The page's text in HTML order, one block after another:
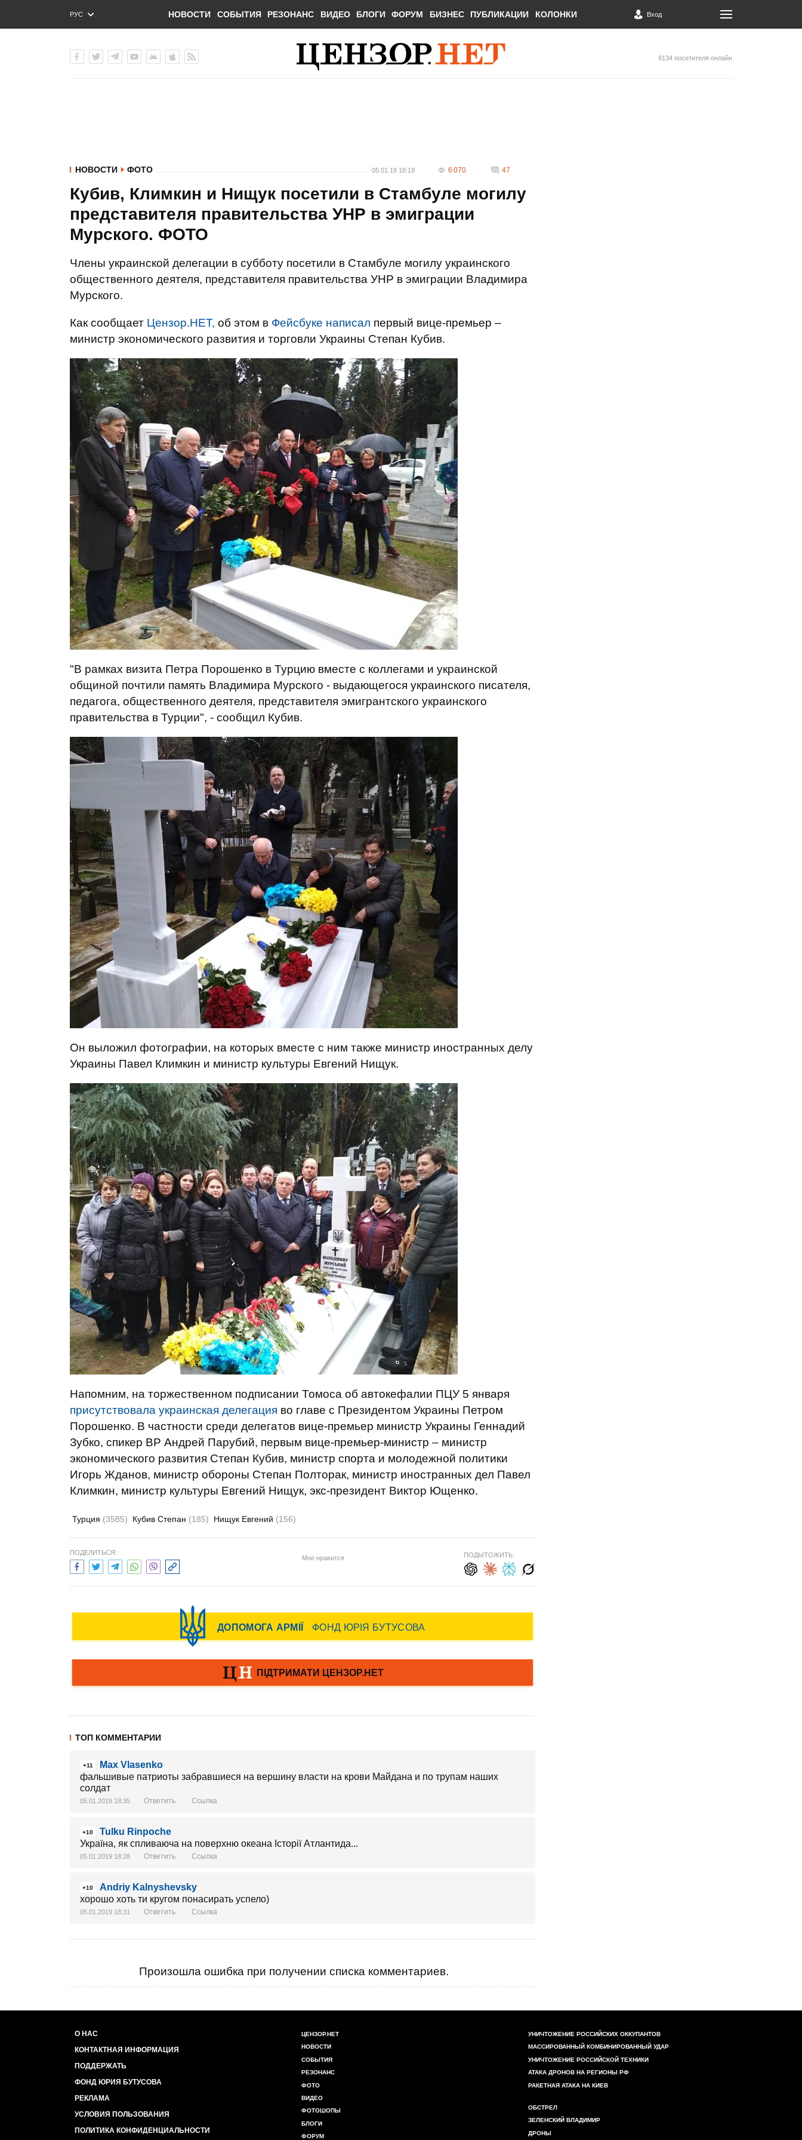
РУС
ENG
НОВОСТИ СОБЫТИЯ РЕЗОНАНС ВИДЕО БЛОГИ ФОРУМ БИЗНЕС ПУБЛИКАЦИИ КОЛОНКИ Вход
9134 посетителя онлайн
НОВОСТИ ФОТО 05.01.19 18:19 6 070 47
Кубив, Климкин и Нищук посетили в Стамбуле могилу
представителя правительства УНР в эмиграции
Мурского. ФОТО
Члены украинской делегации в субботу посетили в Стамбуле могилу украинского
общественного деятеля, представителя правительства УНР в эмиграции Владимира
Мурского.
Как сообщает Цензор.НЕТ, об этом в Фейсбуке написал первый вице-премьер –
министр экономического развития и торговли Украины Степан Кубив.
"В рамках визита Петра Порошенко в Турцию вместе с коллегами и украинской
общиной почтили память Владимира Мурского - выдающегося украинского писателя,
педагога, общественного деятеля, представителя эмигрантского украинского
правительства в Турции", - сообщил Кубив.
Он выложил фотографии, на которых вместе с ним также министр иностранных делу
Украины Павел Климкин и министр культуры Евгений Нищук.
Напомним, на торжественном подписании Томоса об автокефалии ПЦУ 5 января
присутствовала украинская делегация во главе с Президентом Украины Петром
Порошенко. В частности среди делегатов вице-премьер министр Украины Геннадий
Зубко, спикер ВР Андрей Парубий, первым вице-премьер-министр – министр
экономического развития Степан Кубив, министр спорта и молодежной политики
Игорь Жданов, министр обороны Степан Полторак, министр иностранных дел Павел
Климкин, министр культуры Евгений Нищук, экс-президент Виктор Ющенко.
Турция (3585) Кубив Степан (185) Нищук Евгений (156)
ПОДЕЛИТЬСЯ:
Мне нравится ПОДЫТОЖИТЬ:
ТОП КОММЕНТАРИИ
+11
Max Vlasenko
фальшивые патриоты забравшиеся на вершину власти на крови Майдана и по трупам наших
солдат
05.01.2019 18:35 Ответить Ссылка
+10
Tulku Rinpoche
Україна, як спливаюча на поверхню океана Історії Атлантида...
05.01.2019 18:28 Ответить Ссылка
+10
Andriy Kalnyshevsky
хорошо хоть ти кругом понасирать успело)
05.01.2019 18:31 Ответить Ссылка
Произошла ошибка при получении списка комментариев.
О НАС
КОНТАКТНАЯ ИНФОРМАЦИЯ
ПОДДЕРЖАТЬ
ФОНД ЮРИЯ БУТУСОВА
РЕКЛАМА
УСЛОВИЯ ПОЛЬЗОВАНИЯ
ПОЛИТИКА КОНФИДЕНЦИАЛЬНОСТИ
ЦЕНЗОР.НЕТ
НОВОСТИ
СОБЫТИЯ
РЕЗОНАНС
ФОТО
ВИДЕО
ФОТОШОПЫ
БЛОГИ
ФОРУМ
УНИЧТОЖЕНИЕ РОССИЙСКИХ ОККУПАНТОВ
МАССИРОВАННЫЙ КОМБИНИРОВАННЫЙ УДАР
УНИЧТОЖЕНИЕ РОССИЙСКОЙ ТЕХНИКИ
АТАКА ДРОНОВ НА РЕГИОНЫ РФ
РАКЕТНАЯ АТАКА НА КИЕВ
ОБСТРЕЛ
ЗЕЛЕНСКИЙ ВЛАДИМИР
ДРОНЫ